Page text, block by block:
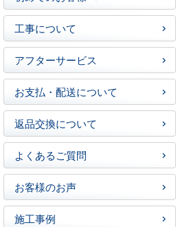
工事について
アフターサービス
お支払・配送について
返品交換について
よくあるご質問
お客様のお声
施工事例